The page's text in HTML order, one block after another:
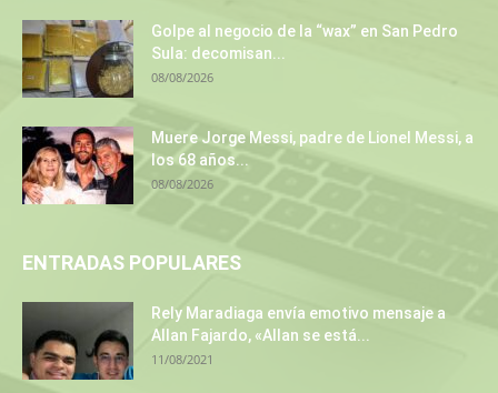
Golpe al negocio de la “wax” en San Pedro
Sula: decomisan...
08/08/2026
Muere Jorge Messi, padre de Lionel Messi, a
los 68 años...
08/08/2026
ENTRADAS POPULARES
Rely Maradiaga envía emotivo mensaje a
Allan Fajardo, «Allan se está...
11/08/2021